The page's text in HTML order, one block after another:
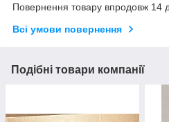
Повернення товару впродовж 14
Всі умови повернення
Подібні товари компанії